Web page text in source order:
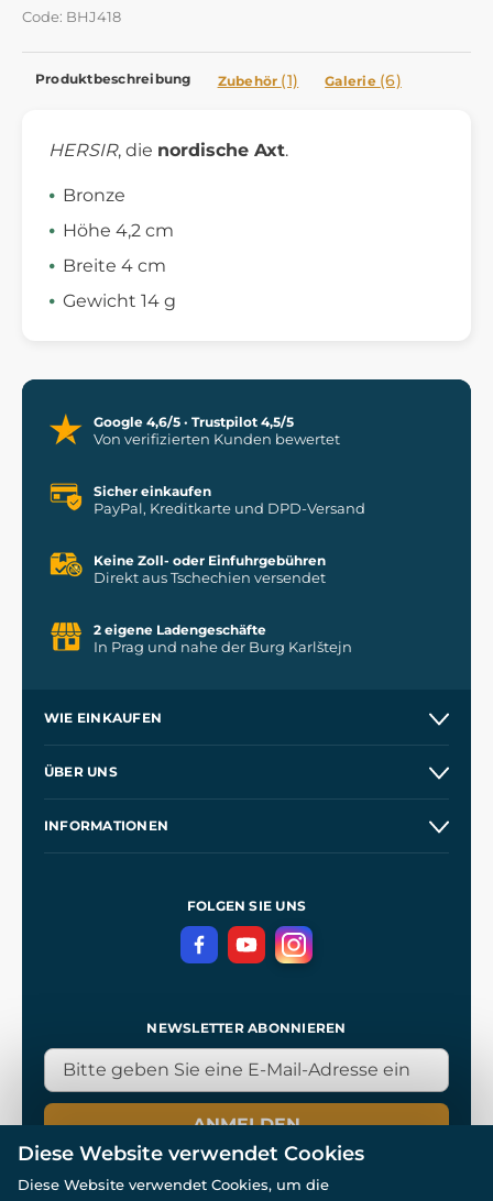
Code: BHJ418
Produktbeschreibung Zubehör (1) Galerie (6)
HERSIR, die nordische Axt.
Bronze
Höhe 4,2 cm
Breite 4 cm
Gewicht 14 g
Google 4,6/5 · Trustpilot 4,5/5
Von verifizierten Kunden bewertet
Sicher einkaufen
PayPal, Kreditkarte und DPD-Versand
Keine Zoll- oder Einfuhrgebühren
Direkt aus Tschechien versendet
2 eigene Ladengeschäfte
In Prag und nahe der Burg Karlštejn
WIE EINKAUFEN
Kontakt
ÜBER UNS
INFORMATIONEN
DatenschutzerklärungFOLGEN SIE UNS
NEWSLETTER ABONNIEREN
ANMELDEN
Diese Website verwendet Cookies
Diese Website verwendet Cookies, um die